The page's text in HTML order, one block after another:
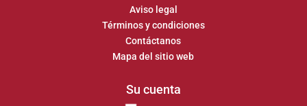
Aviso legal
Términos y condiciones
Contáctanos
Mapa del sitio web
Su cuenta